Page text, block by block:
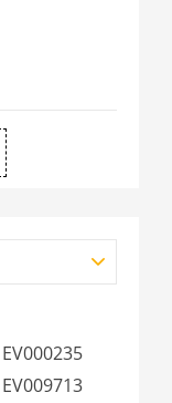
EV000235
EV009713